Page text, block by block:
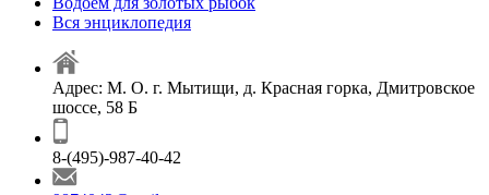
Вся энциклопедия
Адрес: М. О. г. Мытищи, д. Красная горка, Дмитровское
шоссе, 58 Б
8-(495)-987-40-42